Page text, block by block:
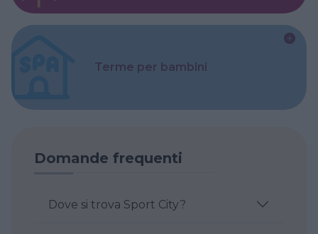
Terme per bambini
Domande frequenti
Dove si trova Sport City?